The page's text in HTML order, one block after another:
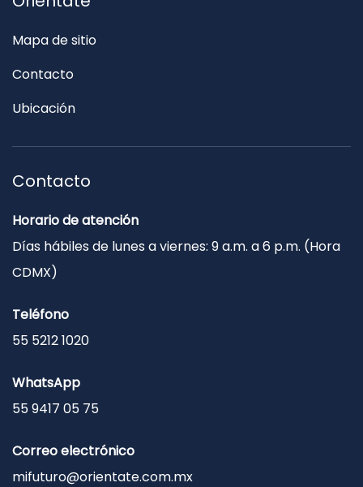
Mapa de sitio
Contacto
Ubicación
Contacto
Horario de atención
Días hábiles de lunes a viernes: 9 a.m. a 6 p.m. (Hora
CDMX)
Teléfono
55 5212 1020
WhatsApp
55 9417 05 75
Correo electrónico
mifuturo@orientate.com.mx